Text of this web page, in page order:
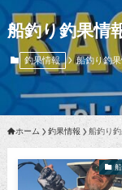
船釣り釣果情
釣果情報 船釣り釣
ホーム 釣果情報 船釣り